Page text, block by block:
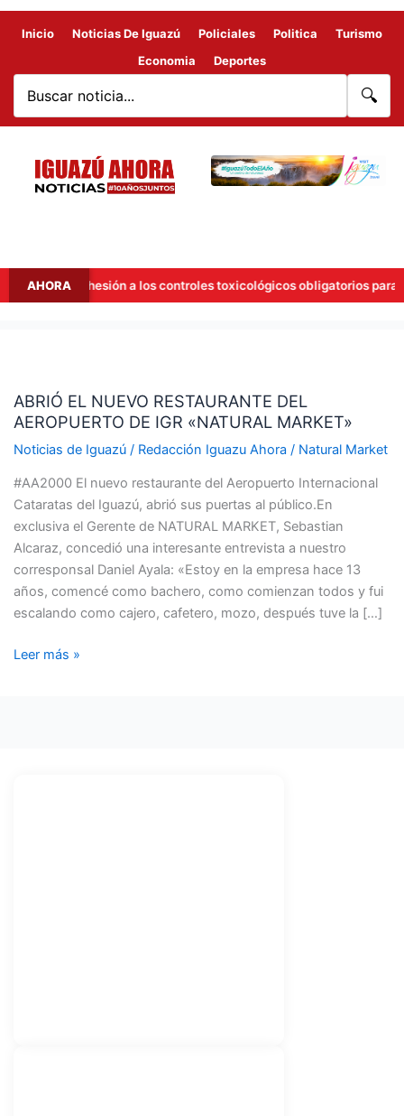
Inicio Noticias De Iguazú Policiales Politica
Turismo
Economia
Deportes
🔍
AHORA
la adhesión a los controles toxicológicos obligatorios para
ABRIÓ EL NUEVO RESTAURANTE DEL
AEROPUERTO DE IGR «NATURAL MARKET»
Noticias de Iguazú/ Redacción Iguazu Ahora / Natural Market
#AA2000 El nuevo restaurante del Aeropuerto Internacional
Cataratas del Iguazú, abrió sus puertas al público.En
exclusiva el Gerente de NATURAL MARKET, Sebastian
Alcaraz, concedió una interesante entrevista a nuestro
corresponsal Daniel Ayala: «Estoy en la empresa hace 13
años, comencé como bachero, como comienzan todos y fui
escalando como cajero, cafetero, mozo, después tuve la […]
NUEVO
RESTAURANTE
DEL
DE
IGR
«NATURAL
MARKET»
Leer más »